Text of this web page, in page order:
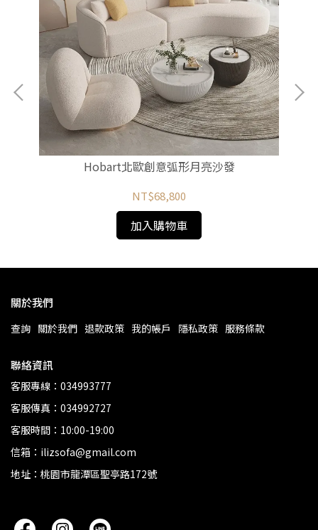
Hobart北歐創意弧形月亮沙發
NT$68,800
加入購物車
關於我們
查詢 關於我們 退款政策 我的帳戶 隱私政策 服務條款
聯絡資訊
客服專線：034993777
客服傳真：034992727
客服時間：10:00-19:00
信箱：ilizsofa@gmail.com
地址：桃園市龍潭區聖亭路172號